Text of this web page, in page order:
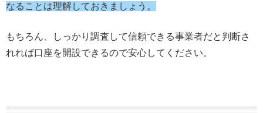
なることは理解しておきましょう。
もちろん、しっかり調査して信頼できる事業者だと判断さ
れれば口座を開設できるので安心してください。